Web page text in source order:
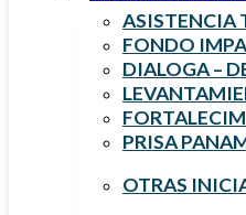
ASISTENCIA
FONDO
DIALOGA –
PRISA
OTRAS